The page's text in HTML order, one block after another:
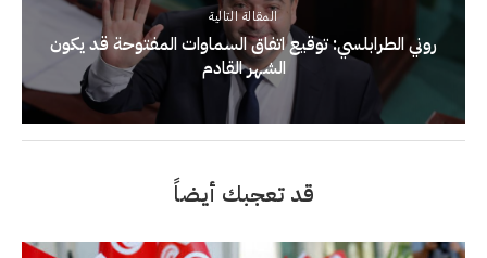
المقالة التالية
روني الطرابلسي: توقيع اتفاق السماوات المفتوحة قد يكون
الشهر القادم
قد تعجبك أيضاً